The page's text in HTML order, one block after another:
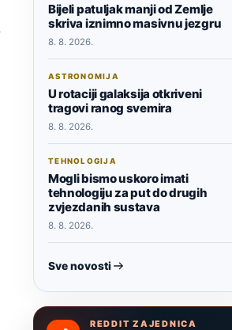
Bijeli patuljak manji od Zemlje
skriva iznimno masivnu jezgru
8. 8. 2026.
ASTRONOMIJA
U rotaciji galaksija otkriveni
tragovi ranog svemira
8. 8. 2026.
TEHNOLOGIJA
Mogli bismo uskoro imati
tehnologiju za put do drugih
zvjezdanih sustava
8. 8. 2026.
Sve novosti
REDDIT ZAJEDNICA